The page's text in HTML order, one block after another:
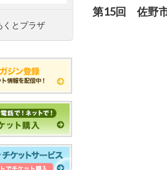
第15回 佐野
くとプラザ